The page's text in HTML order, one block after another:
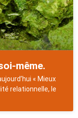
même.
« Mieux
relationnelle, le